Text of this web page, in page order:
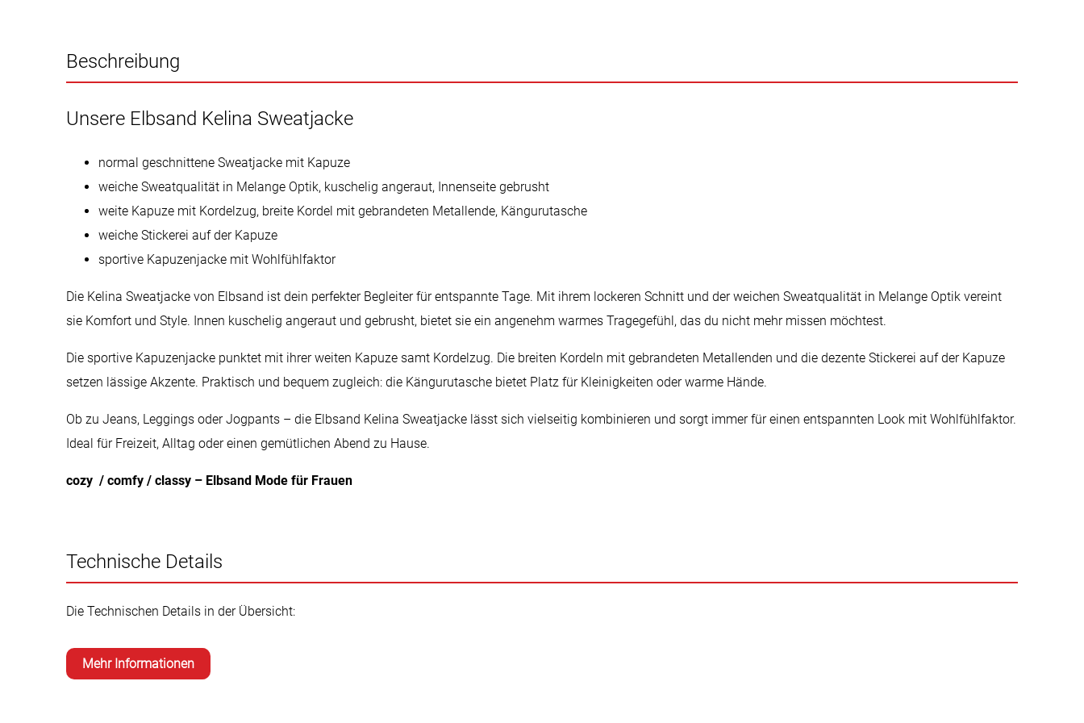
Beschreibung
Unsere Elbsand Kelina Sweatjacke
normal geschnittene Sweatjacke mit Kapuze
weiche Sweatqualität in Melange Optik, kuschelig angeraut, Innenseite gebrusht
weite Kapuze mit Kordelzug, breite Kordel mit gebrandeten Metallende, Kängurutasche
weiche Stickerei auf der Kapuze
sportive Kapuzenjacke mit Wohlfühlfaktor
Die Kelina Sweatjacke von Elbsand ist dein perfekter Begleiter für entspannte Tage. Mit ihrem lockeren Schnitt und der weichen Sweatqualität in Melange Optik vereint
sie Komfort und Style. Innen kuschelig angeraut und gebrusht, bietet sie ein angenehm warmes Tragegefühl, das du nicht mehr missen möchtest.
Die sportive Kapuzenjacke punktet mit ihrer weiten Kapuze samt Kordelzug. Die breiten Kordeln mit gebrandeten Metallenden und die dezente Stickerei auf der Kapuze
setzen lässige Akzente. Praktisch und bequem zugleich: die Kängurutasche bietet Platz für Kleinigkeiten oder warme Hände.
Ob zu Jeans, Leggings oder Jogpants – die Elbsand Kelina Sweatjacke lässt sich vielseitig kombinieren und sorgt immer für einen entspannten Look mit Wohlfühlfaktor.
Ideal für Freizeit, Alltag oder einen gemütlichen Abend zu Hause.
cozy / comfy / classy – Elbsand Mode für Frauen
Technische Details
Die Technischen Details in der Übersicht:
Mehr Informationen